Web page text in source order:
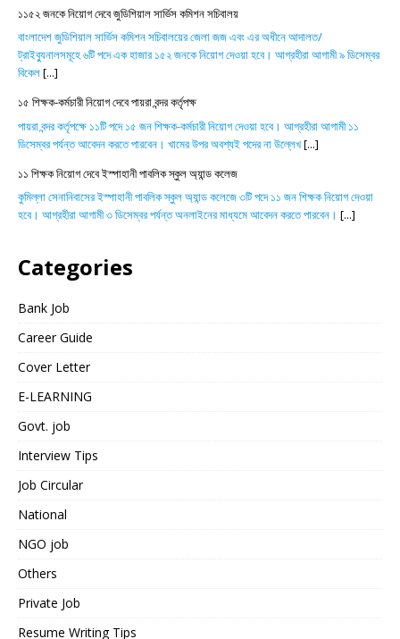
১১৫২ জনকে নিয়োগ দেবে জুডিশিয়াল সার্ভিস কমিশন সচিবালয়
বাংলাদেশ জুডিশিয়াল সার্ভিস কমিশন সচিবালয়ের জেলা জজ এবং এর অধীনে আদালত/
ট্রাইব্যুনালসমূহে ৬টি পদে এক হাজার ১৫২ জনকে নিয়োগ দেওয়া হবে। আগ্রহীরা আগামী ৯ ডিসেম্বর
বিকেল[...]
১৫ শিক্ষক-কর্মচারী নিয়োগ দেবে পায়রা বন্দর কর্তৃপক্ষ
পায়রা বন্দর কর্তৃপক্ষে ১১টি পদে ১৫ জন শিক্ষক-কর্মচারী নিয়োগ দেওয়া হবে। আগ্রহীরা আগামী ১১
ডিসেম্বর পর্যন্ত আবেদন করতে পারবেন। খামের উপর অবশ্যই পদের না উল্লেখ[...]
১১ শিক্ষক নিয়োগ দেবে ইস্পাহানী পাবলিক স্কুল অ্যান্ড কলেজ
কুমিল্লা সেনানিবাসের ইস্পাহানী পাবলিক স্কুল অ্যান্ড কলেজে ৩টি পদে ১১ জন শিক্ষক নিয়োগ দেওয়া
হবে। আগ্রহীরা আগামী ৩ ডিসেম্বর পর্যন্ত অনলাইনের মাধ্যমে আবেদন করতে পারবেন। [...]
Categories
Bank Job
Career Guide
Cover Letter
E-LEARNING
Govt. job
Interview Tips
Job Circular
National
NGO job
Others
Private Job
Resume Writing Tips